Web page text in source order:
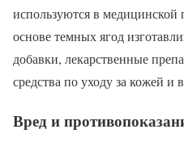
используются в медицинской
основе темных ягод
добавки, лекарственные
средства по уходу за кожей и
Вред и